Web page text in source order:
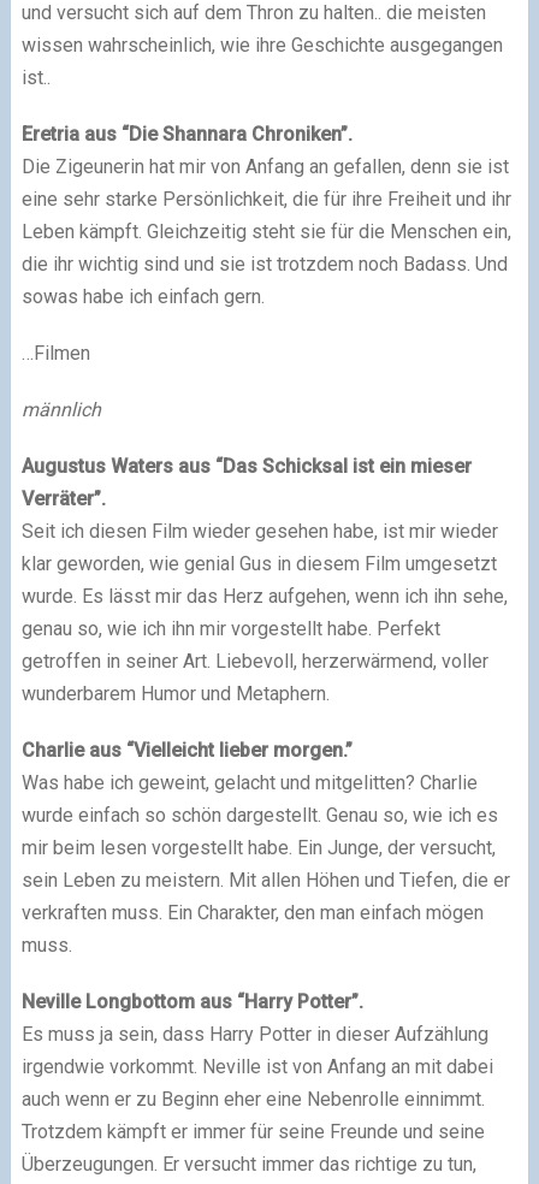
und versucht sich auf dem Thron zu halten.. die meisten
wissen wahrscheinlich, wie ihre Geschichte ausgegangen
ist..
Eretria aus “Die Shannara Chroniken”.
Die Zigeunerin hat mir von Anfang an gefallen, denn sie ist
eine sehr starke Persönlichkeit, die für ihre Freiheit und ihr
Leben kämpft. Gleichzeitig steht sie für die Menschen ein,
die ihr wichtig sind und sie ist trotzdem noch Badass. Und
sowas habe ich einfach gern.
…Filmen
männlich
Augustus Waters aus “Das Schicksal ist ein mieser
Verräter”.
Seit ich diesen Film wieder gesehen habe, ist mir wieder
klar geworden, wie genial Gus in diesem Film umgesetzt
wurde. Es lässt mir das Herz aufgehen, wenn ich ihn sehe,
genau so, wie ich ihn mir vorgestellt habe. Perfekt
getroffen in seiner Art. Liebevoll, herzerwärmend, voller
wunderbarem Humor und Metaphern.
Charlie aus “Vielleicht lieber morgen.”
Was habe ich geweint, gelacht und mitgelitten? Charlie
wurde einfach so schön dargestellt. Genau so, wie ich es
mir beim lesen vorgestellt habe. Ein Junge, der versucht,
sein Leben zu meistern. Mit allen Höhen und Tiefen, die er
verkraften muss. Ein Charakter, den man einfach mögen
muss.
Neville Longbottom aus “Harry Potter”.
Es muss ja sein, dass Harry Potter in dieser Aufzählung
irgendwie vorkommt. Neville ist von Anfang an mit dabei
auch wenn er zu Beginn eher eine Nebenrolle einnimmt.
Trotzdem kämpft er immer für seine Freunde und seine
Überzeugungen. Er versucht immer das richtige zu tun,